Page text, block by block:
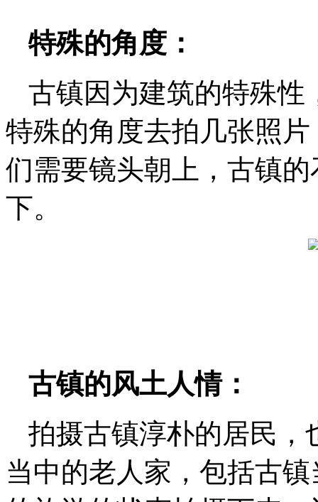
特殊的角度：
古镇因为建筑的特殊性
特殊的角度去拍几张照
们需要镜头朝上，古镇
下。
古镇的风土人情：
拍摄古镇淳朴的居民，
当中的老人家，包括古